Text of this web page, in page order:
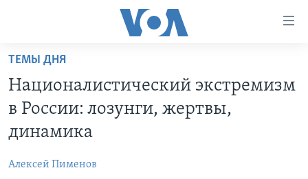
Перейти
основной
контент
основной
ПРОГРАММЫ
ИНТЕРВЬЮ
ТЕМЫ ДНЯ
Националистический экстремизм
в России: лозунги, жертвы,
динамика
Алексей Пименов